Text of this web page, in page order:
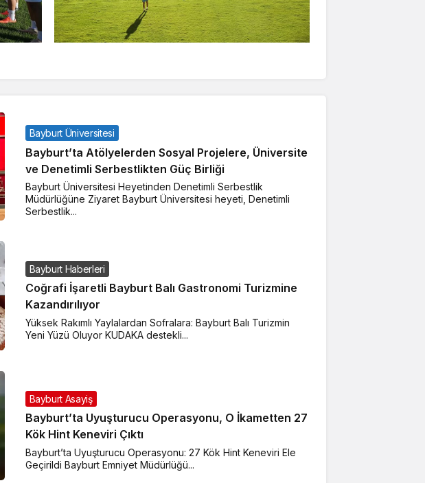
Bayburt Üniversitesi
Bayburt’ta Atölyelerden Sosyal Projelere, Üniversite
ve Denetimli Serbestlikten Güç Birliği
Bayburt Üniversitesi Heyetinden Denetimli Serbestlik
Müdürlüğüne Ziyaret Bayburt Üniversitesi heyeti, Denetimli
Serbestlik...
Bayburt Haberleri
Coğrafi İşaretli Bayburt Balı Gastronomi Turizmine
Kazandırılıyor
Yüksek Rakımlı Yaylalardan Sofralara: Bayburt Balı Turizmin
Yeni Yüzü Oluyor KUDAKA destekli...
Bayburt Asayiş
Bayburt’ta Uyuşturucu Operasyonu, O İkametten 27
Kök Hint Keneviri Çıktı
Bayburt’ta Uyuşturucu Operasyonu: 27 Kök Hint Keneviri Ele
Geçirildi Bayburt Emniyet Müdürlüğü...